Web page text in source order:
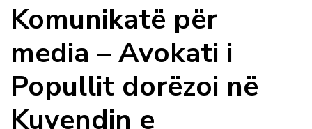
Komunikatë për
media – Avokati i
Popullit dorëzoi në
Kuvendin e